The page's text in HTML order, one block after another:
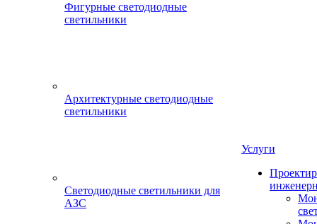
Фигурные светодиодные
светильники
Архитектурные светодиодные
светильники
Светодиодные светильники для
АЗС
Услуги